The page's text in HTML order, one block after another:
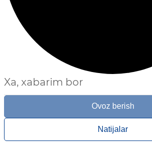
Xa, xabarim bor
Ovoz berish
Natijalar